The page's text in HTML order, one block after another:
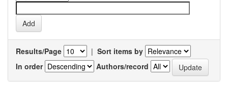
Results/Page | Sort items by
In order
Authors/record